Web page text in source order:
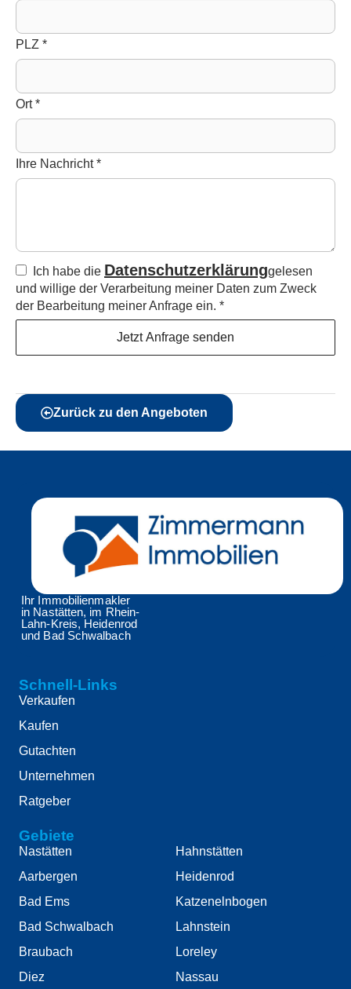
PLZ *
Ort*
Ihre Nachricht*
Ich habe die Datenschutzerklärunggelesen
und willige der Verarbeitung meiner Daten zum Zweck
der Bearbeitung meiner Anfrage ein. *
Jetzt Anfrage senden
Zurück zu den Angeboten
Ihr Immobilienmakler
in Nastätten, im Rhein-
Lahn-Kreis, Heidenrod
und Bad Schwalbach
Schnell-Links
Verkaufen
Kaufen
Gutachten
Unternehmen
Ratgeber
Gebiete
Nastätten
Aarbergen
Bad Ems
Bad Schwalbach
Braubach
Diez
Hahnstätten
Heidenrod
Katzenelnbogen
Lahnstein
Loreley
Nassau